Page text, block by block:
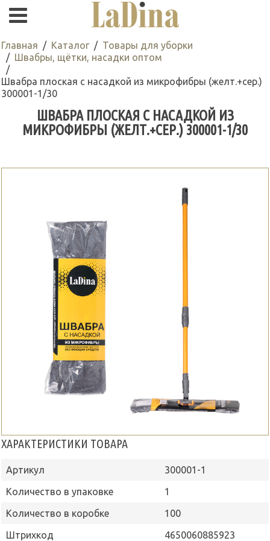
Главная Каталог
Товары для уборки
Швабры, щётки, насадки оптом
Швабра плоская с насадкой из микрофибры (желт.+сер.)
300001-1/30
ШВАБРА ПЛОСКАЯ С НАСАДКОЙ ИЗ
МИКРОФИБРЫ (ЖЕЛТ.+СЕР.) 300001-1/30
ХАРАКТЕРИСТИКИ ТОВАРА
Артикул
300001-1
Количество в упаковке
1
Количество в коробке
100
Штрихкод
4650060885923